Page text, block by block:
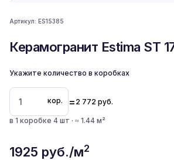
Артикул: ES15385
Керамогранит Estima ST
Укажите количество в коробках
кор. = 2 772 руб.
в 1 коробке 4 шт · ≈ 1.44 м²
1925 руб./м2